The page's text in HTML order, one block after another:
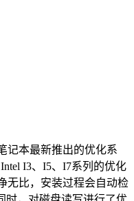
记本最新推出的优化系
I3、I5、I7系列的优化
无比，安装过程会自动检